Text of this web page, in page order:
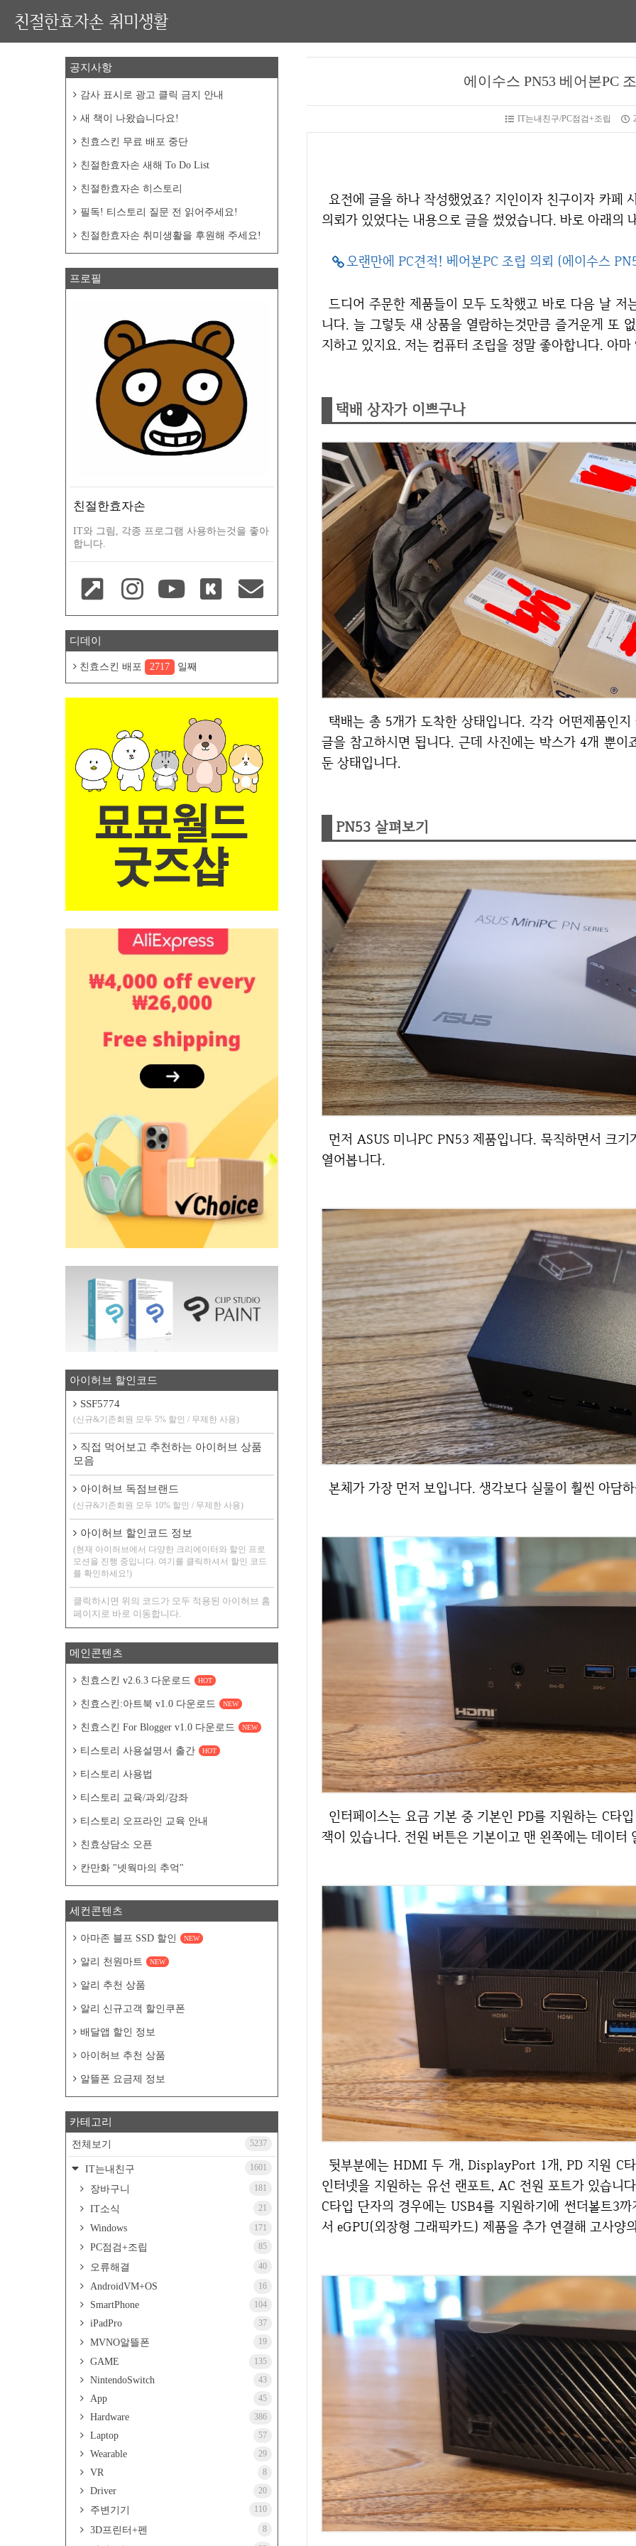
친절한효자손 취미생활
에이수스 PN53 베어본PC
IT는내친구/PC점검+조립
요전에 글을 하나 작성했었죠? 지인이자 친구이자 카페 사장인 조성민 CEO로부터 매장용 컴퓨터 조립
의뢰가 있었다는 내용으로 글을 썼었습니다. 바로 아래의
오랜만에 PC견적! 베어본PC 조립 의뢰 (에이수스
드디어 주문한 제품들이 모두 도착했고 바로 다음 날 저는 카페 허밍을 들러 조립 및 세팅을 개시했습
니다. 늘 그렇듯 새 상품을 열람하는것만큼 즐거운게 또
지하고 있지요. 저는 컴퓨터 조립을 정말 좋아합니다. 아
택배 상자가 이쁘구나
택배는 총 5개가 도착한 상태입니다. 각각 어떤제품인지 궁금하시다면 방금 위에 링크로 남겼던 이전
글을 참고하시면 됩니다. 근데 사진에는 박스가 4개 뿐
둔 상태입니다.
PN53 살펴보기
먼저 ASUS 미니PC PN53 제품입니다. 묵직하면서 크기가 정말 작을 것으로 보여집니다. 바로 박스를
열어봅니다.
본체가 가장 먼저 보입니다. 생각보다 실물이 훨씬 아담
인터페이스는 요금 기본 중 기본인 PD를 지원하는 C타입 USB4 단자와 USB 3.1 단자, 3.5mm 오디오
잭이 있습니다. 전원 버튼은 기본이고 맨 왼쪽에는 데이
뒷부분에는 HDMI 두 개, DisplayPort 1개, PD 지원 C타입 USB4 단자 1개, USB 3.1 단자 3개, 기가
인터넷을 지원하는 유선 랜포트, AC 전원 포트가 있습니
C타입 단자의 경우에는 USB4를 지원하기에 썬더볼트3
서 eGPU(외장형 그래픽카드) 제품을 추가 연결해 고사양
공지사항
감사 표시로 광고 클릭 금지 안내
새 책이 나왔습니다요!
친효스킨 무료 배포 중단
친절한효자손 새해 To Do List
친절한효자손 히스토리
필독! 티스토리 질문 전 읽어주세요!
친절한효자손 취미생활을 후원해 주세요!
프로필
친절한효자손
IT와 그림, 각종 프로그램 사용하는것을 좋아
합니다.
디데이
친효스킨 배포 2717 일째
아이허브 할인코드
SSF5774
(신규&기존회원 모두 5% 할인 / 무제한 사용)
직접 먹어보고 추천하는 아이허브 상품
모음
아이허브 독점브랜드
(신규&기존회원 모두 10% 할인 / 무제한 사용)
아이허브 할인코드 정보
(현재 아이허브에서 다양한 크리에이터와 할인 프로
모션을 진행 중입니다. 여기를 클릭하셔서 할인 코드
를 확인하세요!)
클릭하시면 위의 코드가 모두 적용된 아이허브 홈
페이지로 바로 이동합니다.
메인콘텐츠
친효스킨 v2.6.3 다운로드 HOT
친효스킨:아트북 v1.0 다운로드 NEW
친효스킨 For Blogger v1.0 다운로드 NEW
티스토리 사용설명서 출간 HOT
티스토리 사용법
티스토리 교육/과외/강좌
티스토리 오프라인 교육 안내
친효상담소 오픈
칸만화 "넷웍마의 추억"
세컨콘텐츠
아마존 블프 SSD 할인 NEW
알리 천원마트 NEW
알리 추천 상품
알리 신규고객 할인쿠폰
배달앱 할인 정보
아이허브 추천 상품
알뜰폰 요금제 정보
카테고리
전체보기 5237
IT는내친구 1601
장바구니 181
IT소식 21
Windows 171
PC점검+조립 85
오류해결 40
AndroidVM+OS 16
SmartPhone 104
iPadPro 37
MVNO알뜰폰 19
GAME 135
NintendoSwitch 43
App 45
Hardware 386
Laptop 57
Wearable 29
VR 8
Driver 20
주변기기 110
3D프린터+펜 8